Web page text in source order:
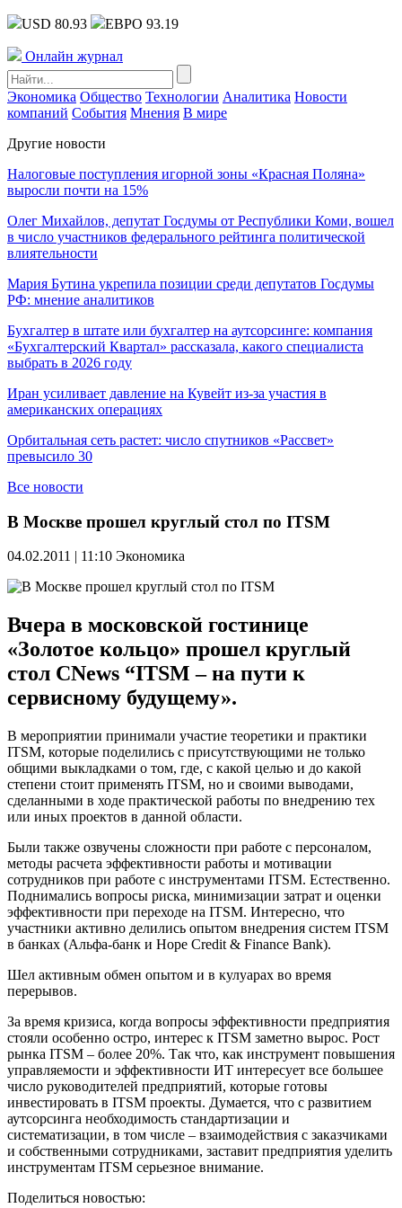
USD 80.93 ЕВРО 93.19
Онлайн журнал
Экономика Общество Технологии Аналитика Новости
компаний События Мнения В мире
Другие новости
Налоговые поступления игорной зоны «Красная Поляна»
выросли почти на 15%
Олег Михайлов, депутат Госдумы от Республики Коми, вошел
в число участников федерального рейтинга политической
влиятельности
Мария Бутина укрепила позиции среди депутатов Госдумы
РФ: мнение аналитиков
Бухгалтер в штате или бухгалтер на аутсорсинге: компания
«Бухгалтерский Квартал» рассказала, какого специалиста
выбрать в 2026 году
Иран усиливает давление на Кувейт из-за участия в
американских операциях
Орбитальная сеть растет: число спутников «Рассвет»
превысило 30
Все новости
В Москве прошел круглый стол по ITSM
04.02.2011 | 11:10 Экономика
Вчера в московской гостинице
«Золотое кольцо» прошел круглый
стол CNews “ITSM – на пути к
сервисному будущему».
В мероприятии принимали участие теоретики и практики
ITSM, которые поделились с присутствующими не только
общими выкладками о том, где, с какой целью и до какой
степени стоит применять ITSM, но и своими выводами,
сделанными в ходе практической работы по внедрению тех
или иных проектов в данной области.
Были также озвучены сложности при работе с персоналом,
методы расчета эффективности работы и мотивации
сотрудников при работе с инструментами ITSM. Естественно.
Поднимались вопросы риска, минимизации затрат и оценки
эффективности при переходе на ITSM. Интересно, что
участники активно делились опытом внедрения систем ITSM
в банках (Альфа-банк и Hope Credit & Finance Bank).
Шел активным обмен опытом и в кулуарах во время
перерывов.
За время кризиса, когда вопросы эффективности предприятия
стояли особенно остро, интерес к ITSM заметно вырос. Рост
рынка ITSM – более 20%. Так что, как инструмент повышения
управляемости и эффективности ИТ интересует все большее
число руководителей предприятий, которые готовы
инвестировать в ITSM проекты. Думается, что с развитием
аутсорсинга необходимость стандартизации и
систематизации, в том числе – взаимодействия с заказчиками
и собственными сотрудниками, заставит предприятия уделить
инструментам ITSM серьезное внимание.
Поделиться новостью: